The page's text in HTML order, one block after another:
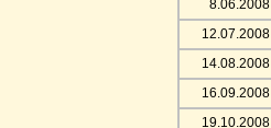
8.06.2008
12.07.2008
14.08.2008
16.09.2008
19.10.2008